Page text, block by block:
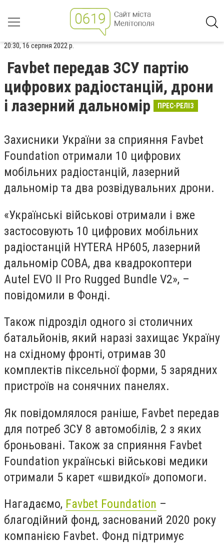
20:30, 16 серпня 2022 р.
Favbet передав ЗСУ партію
цифрових радіостанцій, дрони
і лазерний дальномір
ПРЕС-РЕЛІЗ
Захисники України за сприяння Favbet
Foundation отримали 10 цифрових
мобільних радіостанцій, лазерний
дальномір та два розвідувальних дрони.
«Українські військові отримали і вже
застосовують 10 цифрових мобільних
радіостанцій HYTERA HP605, лазерний
дальномір COBA, два квадрокоптери
Autel EVO II Pro Rugged Bundle V2», –
повідомили в Фонді.
Також підрозділ одного зі столичних
батальйонів, який наразі захищає Україну
на східному фронті, отримав 30
комплектів піксельної форми, 5 зарядних
пристроїв на сонячних панелях.
Як повідомлялося раніше, Favbet передав
для потреб ЗСУ 8 автомобілів, 2 з яких
броньовані. Також за сприяння Favbet
Foundation українські військові медики
отримали 5 карет «швидкої» допомоги.
Нагадаємо, Favbet Foundation –
благодійний фонд, заснований 2020 року
компанією Favbet. Фонд підтримує